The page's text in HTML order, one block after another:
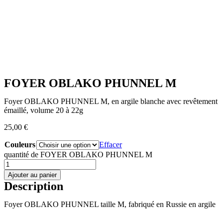
FOYER OBLAKO PHUNNEL M
Foyer OBLAKO PHUNNEL M, en argile blanche avec revêtement
émaillé, volume 20 à 22g
25,00 €
Couleurs
Effacer
quantité de FOYER OBLAKO PHUNNEL M
Ajouter au panier
Description
Foyer OBLAKO PHUNNEL taille M, fabriqué en Russie en argile